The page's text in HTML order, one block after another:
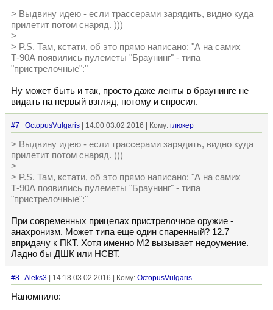
> Выдвину идею - если трассерами зарядить, видно куда
прилетит потом снаряд. )))
>
> P.S. Там, кстати, об это прямо написано: "А на самих
Т-90А появились пулеметы "Браунинг" - типа
"пристрелочные":"
Ну может быть и так, просто даже ленты в браунинге не
видать на первый взгляд, потому и спросил.
#7 OctopusVulgaris | 14:00 03.02.2016 | Кому: глюкер
> Выдвину идею - если трассерами зарядить, видно куда
прилетит потом снаряд. )))
>
> P.S. Там, кстати, об это прямо написано: "А на самих
Т-90А появились пулеметы "Браунинг" - типа
"пристрелочные":"
При современных прицелах пристрелочное оружие -
анахронизм. Может типа еще один спаренный? 12.7
впридачу к ПКТ. Хотя именно М2 вызывает недоумение.
Ладно бы ДШК или НСВТ.
#8 Aleks3 | 14:18 03.02.2016 | Кому: OctopusVulgaris
Напомнило: